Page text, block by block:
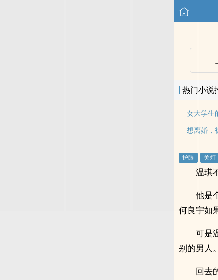
热门小说
温琪
他是
何良宇如
可是
别的男人。
回去